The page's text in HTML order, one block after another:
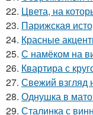
22. Цвета, на
23. Парижская
24. Красные
25. С намёком на
26. Квартира с
27. Свежий взгляд
28. Однушка в
29. Сталинка с